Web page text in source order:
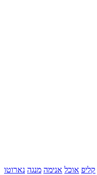
קליפ אוכל אנימה מנגה נארוטו